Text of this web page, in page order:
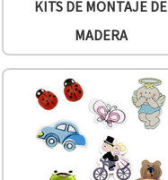
KITS DE MONTAJE DE
MADERA